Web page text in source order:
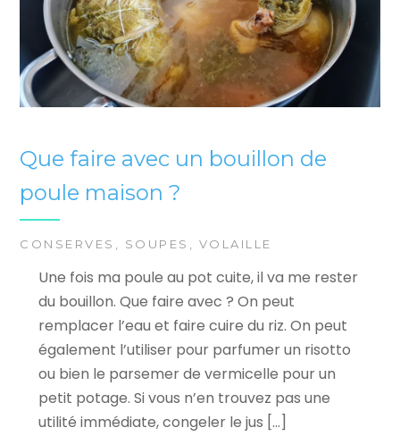
Que faire avec un bouillon de
poule maison ?
CONSERVES SOUPES VOLAILLE
Une fois ma poule au pot cuite, il va me rester
du bouillon. Que faire avec ? On peut
remplacer l’eau et faire cuire du riz. On peut
également l’utiliser pour parfumer un risotto
ou bien le parsemer de vermicelle pour un
petit potage. Si vous n’en trouvez pas une
utilité immédiate, congeler le jus […]